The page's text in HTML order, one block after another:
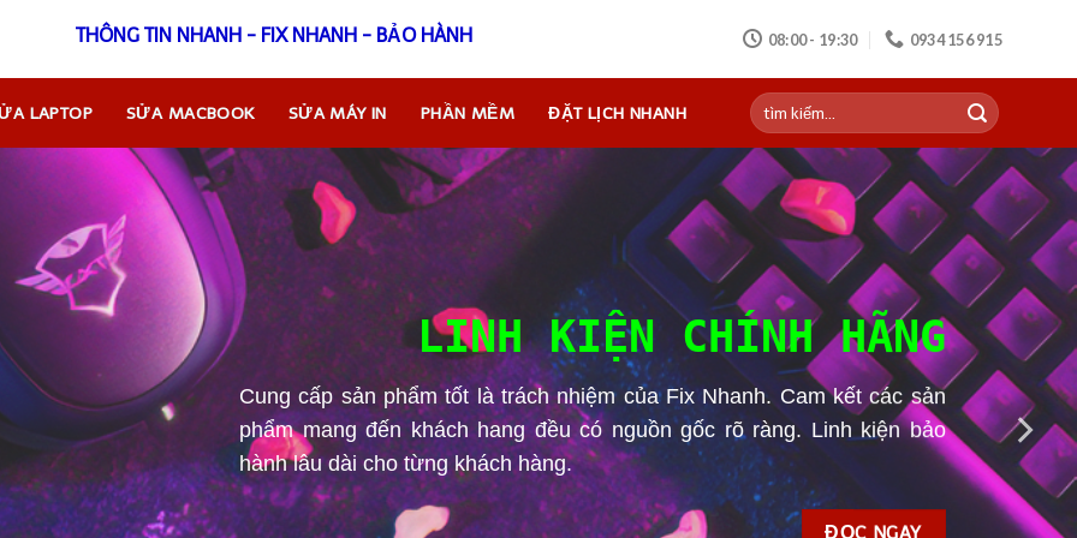
THÔNG TIN NHANH - FIX NHANH - BẢO HÀNH NHANH08:00 - 19:30 0934 156 915
LAPTOP SỬA MACBOOK SỬA MÁY IN PHẦN MỀM ĐẶT LỊCH NHANH
– SIÊU MƯỚT
thường xuyên trả lại máy tính với trình trạng tốt